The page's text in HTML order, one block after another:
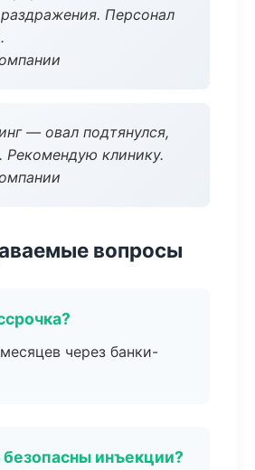
раздражения. Персонал
— овал подтянулся,
Рекомендую клинику.
вопросы
через банки-
безопасны инъекции?